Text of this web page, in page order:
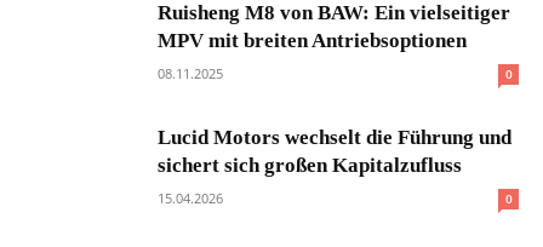
Ruisheng M8 von BAW: Ein vielseitiger
MPV mit breiten Antriebsoptionen
08.11.2025 0
Lucid Motors wechselt die Führung und
sichert sich großen Kapitalzufluss
15.04.2026 0